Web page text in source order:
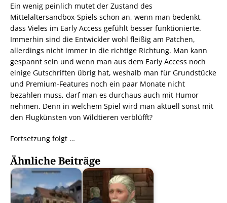
Ein wenig peinlich mutet der Zustand des
Mittelaltersandbox-Spiels schon an, wenn man bedenkt,
dass Vieles im Early Access gefühlt besser funktionierte.
Immerhin sind die Entwickler wohl fleißig am Patchen,
allerdings nicht immer in die richtige Richtung. Man kann
gespannt sein und wenn man aus dem Early Access noch
einige Gutschriften übrig hat, weshalb man für Grundstücke
und Premium-Features noch ein paar Monate nicht
bezahlen muss, darf man es durchaus auch mit Humor
nehmen. Denn in welchem Spiel wird man aktuell sonst mit
den Flugkünsten von Wildtieren verblüfft?
Fortsetzung folgt …
Ähnliche Beiträge